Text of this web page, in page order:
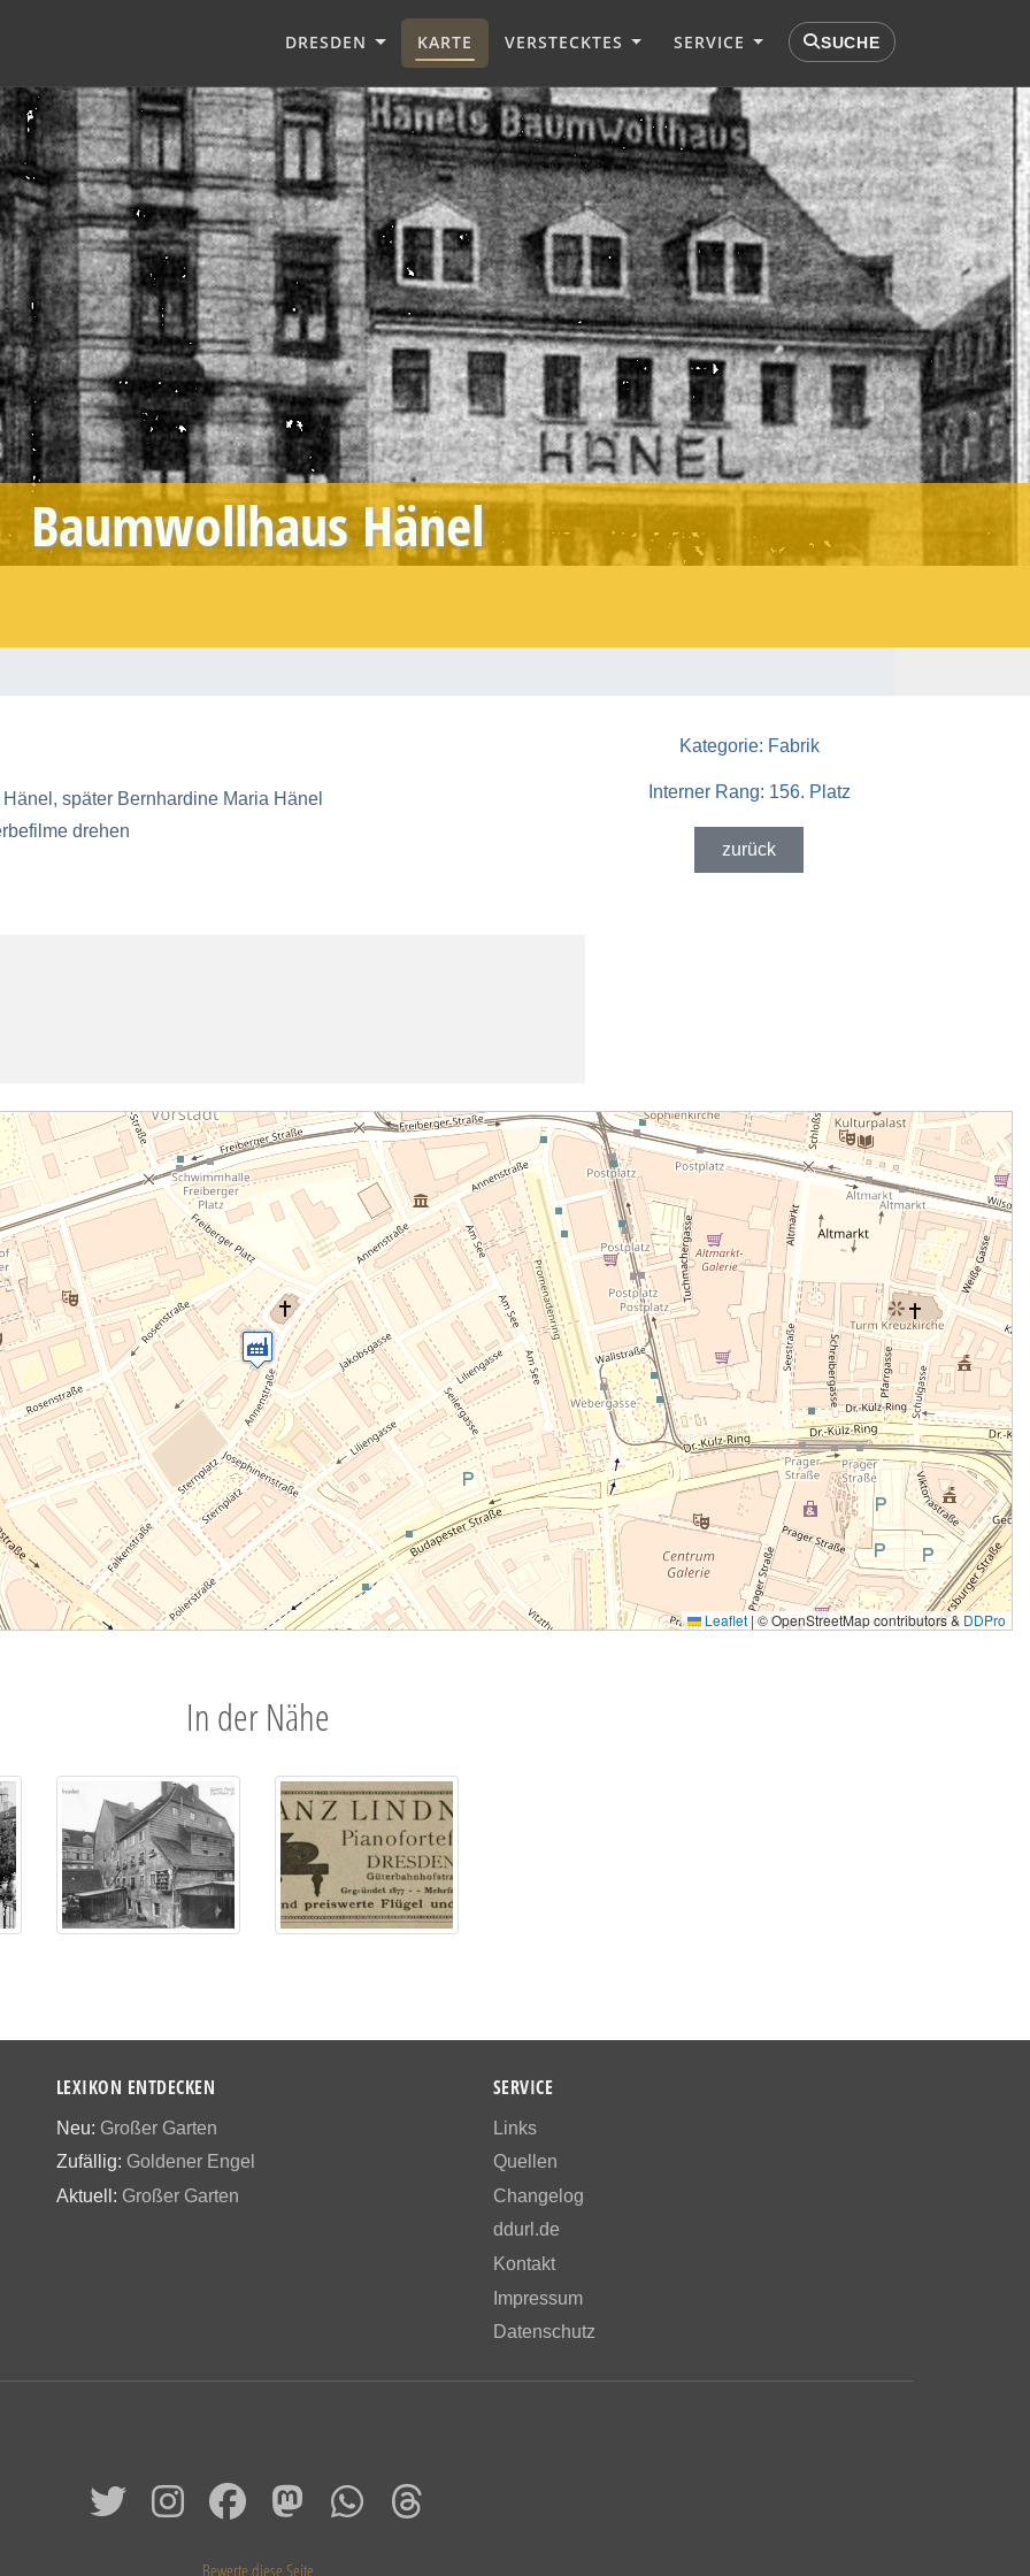
DRESDEN KARTE VERSTECKTES SERVICE SUCHE
Baumwollhaus Hänel
später Bernhardine Maria Hänel
drehen
Kategorie: Fabrik
Interner Rang: 156. Platz
zurück
Leaflet | © OpenStreetMap contributors & DDPro
In der Nähe
LEXIKON ENTDECKEN
Neu: Großer Garten
Zufällig: Goldener Engel
Aktuell: Großer Garten
SERVICE
Links
Quellen
Changelog
ddurl.de
Kontakt
Impressum
Datenschutz
Bewerte diese Seite